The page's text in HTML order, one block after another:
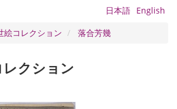
日本語 English
絵コレクション 落合芳幾
レクション